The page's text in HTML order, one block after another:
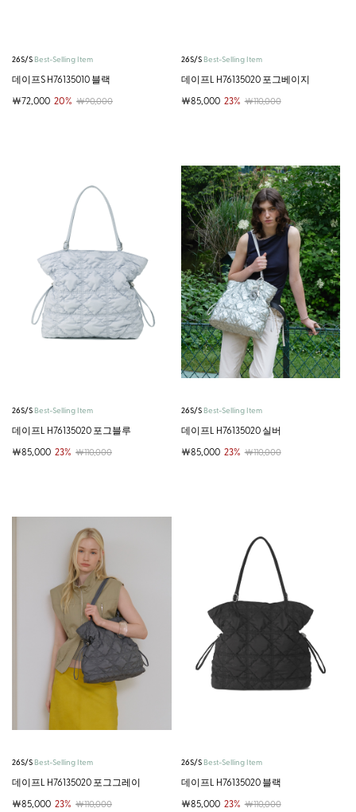
26S/S Best-Selling Item
데이프S H76135010 블랙
￦72,000 20% ￦90,000
26S/S Best-Selling Item
데이프L H76135020 포그베이지
￦85,000 23% ￦110,000
26S/S Best-Selling Item
데이프L H76135020 포그블루
￦85,000 23% ￦110,000
26S/S Best-Selling Item
데이프L H76135020 실버
￦85,000 23% ￦110,000
26S/S Best-Selling Item
데이프L H76135020 포그그레이
￦85,000 23% ￦110,000
26S/S Best-Selling Item
데이프L H76135020 블랙
￦85,000 23% ￦110,000